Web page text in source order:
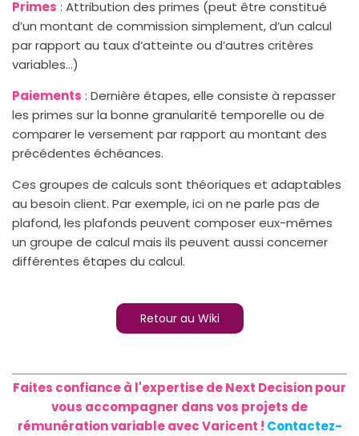
Primes : Attribution des primes (peut être constitué
d’un montant de commission simplement, d’un calcul
par rapport au taux d’atteinte ou d’autres critères
variables…)
Paiements : Dernière étapes, elle consiste à repasser
les primes sur la bonne granularité temporelle ou de
comparer le versement par rapport au montant des
précédentes échéances.
Ces groupes de calculs sont théoriques et adaptables
au besoin client. Par exemple, ici on ne parle pas de
plafond, les plafonds peuvent composer eux-mêmes
un groupe de calcul mais ils peuvent aussi concerner
différentes étapes du calcul.
Retour au Wiki
Faites confiance à l'expertise de Next Decision pour
vous accompagner dans vos projets de
rémunération variable avec Varicent ! Contactez-